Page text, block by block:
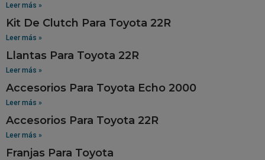
Leer más »
Kit De Clutch Para Toyota 22R
Leer más »
Llantas Para Toyota 22R
Leer más »
Accesorios Para Toyota Echo 2000
Leer más »
Accesorios Para Toyota 22R
Leer más »
Franjas Para Toyota